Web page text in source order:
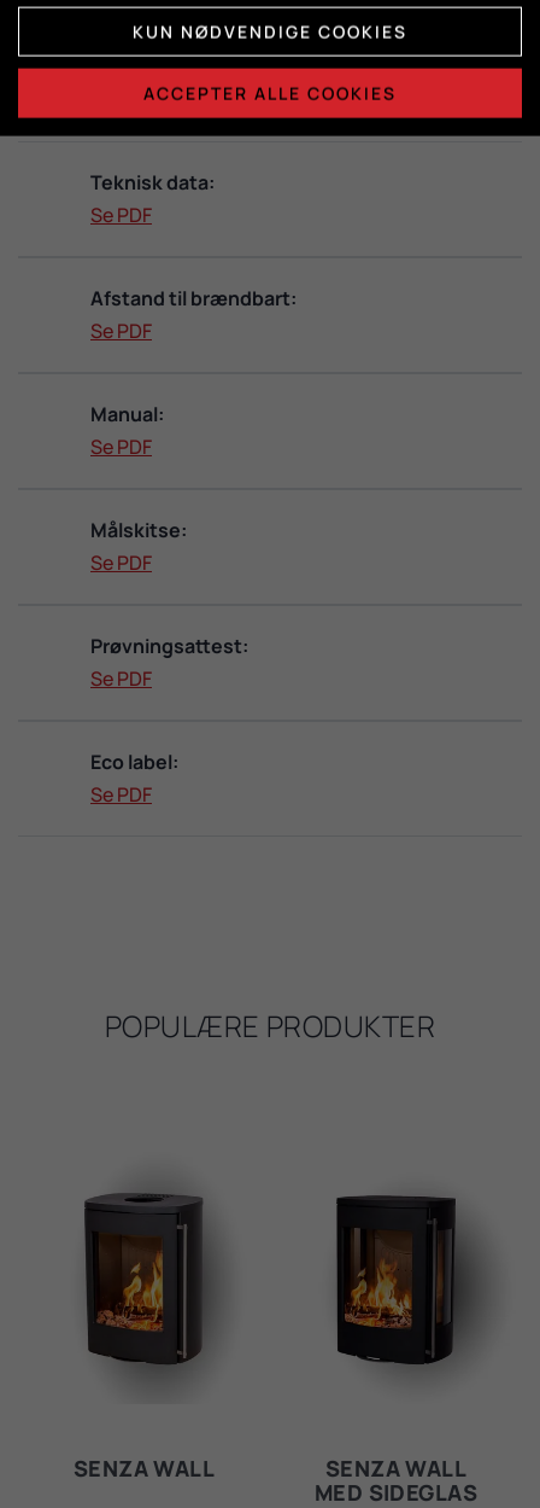
DATABLADE
Teknisk data:
Se PDF
Afstand til brændbart:
Se PDF
Manual:
Se PDF
Målskitse:
Se PDF
Prøvningsattest:
Se PDF
Eco label:
Se PDF
POPULÆRE PRODUKTER
SENZA WALL
SENZA WALL
MED SIDEGLAS
KUN NØDVENDIGE COOKIES
ACCEPTER ALLE COOKIES